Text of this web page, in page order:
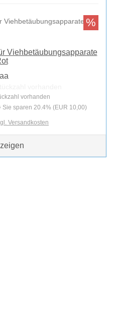
Viehbetäubungsapparate
vorhanden
Sie sparen 20.4% (EUR 10,00)
Versandkosten
%